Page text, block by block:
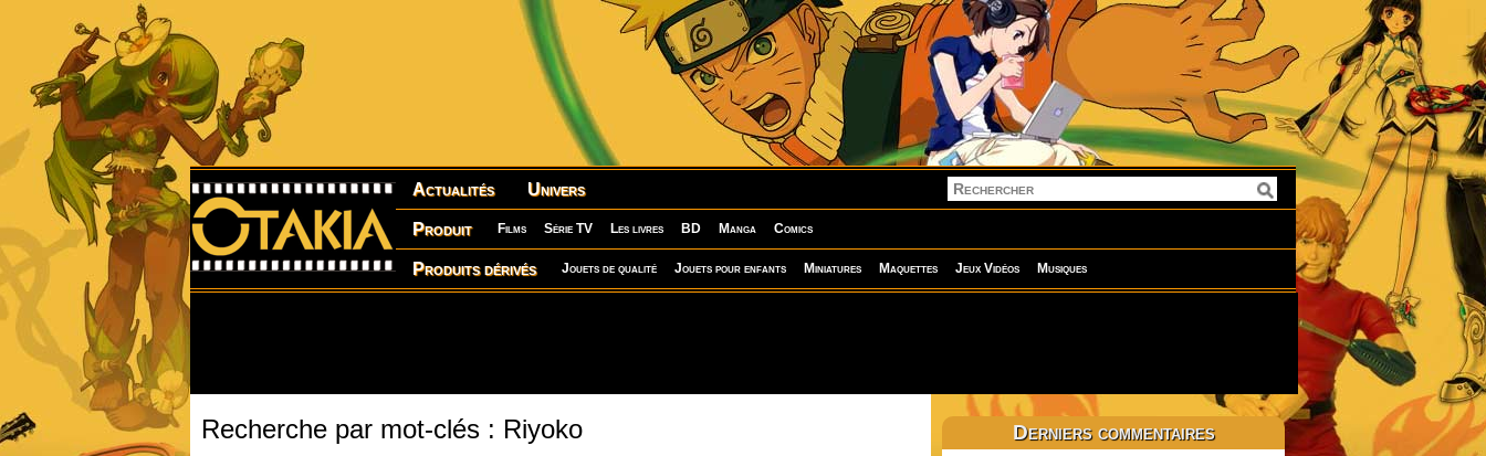
Actualités Univers
Produit Films Série TV Les livres BD Manga Comics
Produits dérivés Jouets de qualité Jouets pour enfants Miniatures Maquettes Jeux Vidéos Musiques
Recherche par mot-clés : Riyoko Derniers commentaires